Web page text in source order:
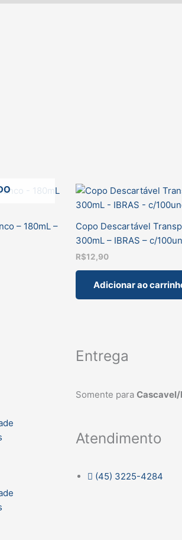
– 180mL –
Copo Descartável
300mL – IBRAS – c/
R$12,90
Adicionar ao
Entrega
Somente para Cascavel/
Atendimento
(45) 3225-4284